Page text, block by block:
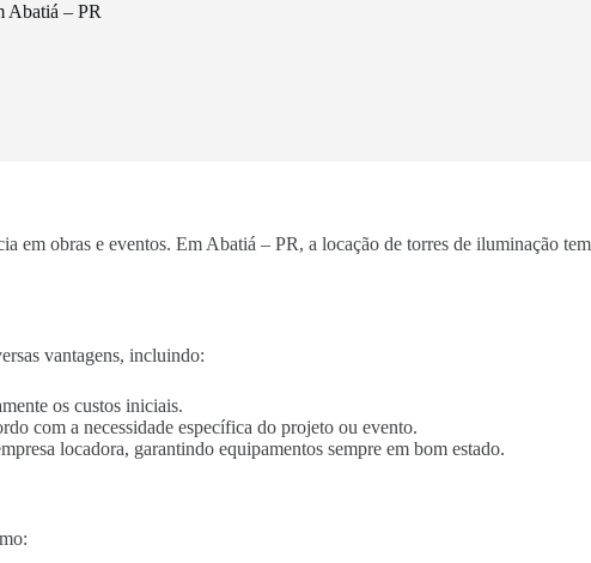
Abatiá – PR
em obras e eventos. Em Abatiá – PR, a locação de torres de iluminação
vantagens, incluindo:
os custos iniciais.
com a necessidade específica do projeto ou evento.
locadora, garantindo equipamentos sempre em bom estado.